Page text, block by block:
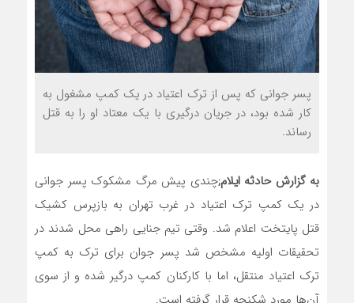
پسر جوانی که پس از ترک اعتیاد در یک کمپ مشغول به
کار شده بود، در جریان درگیری با یک معتاد او را به قتل
رساند.
به گزارش حادثه ایلام;چندی پیش مرگ مشکوک پسر جوانی
در یک کمپ ترک اعتیاد در غرب تهران به بازپرس کشیک
قتل پایتخت اعلام شد. وقتی تیم جنایی راهی محل شدند در
تحقیقات اولیه مشخص شد پسر جوان برای ترک به کمپ
ترک اعتیاد منتقل، اما با کارکنان کمپ درگیر شده و از سوی